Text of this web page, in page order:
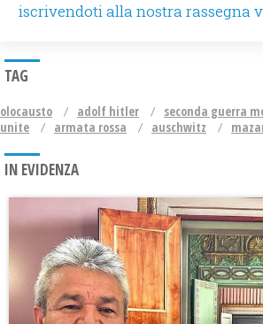
iscrivendoti alla nostra rassegna
TAG
olocausto adolf hitler seconda guerra
unite
armata rossa auschwitz
IN EVIDENZA